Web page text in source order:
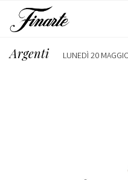
Argenti LUNEDÌ 20